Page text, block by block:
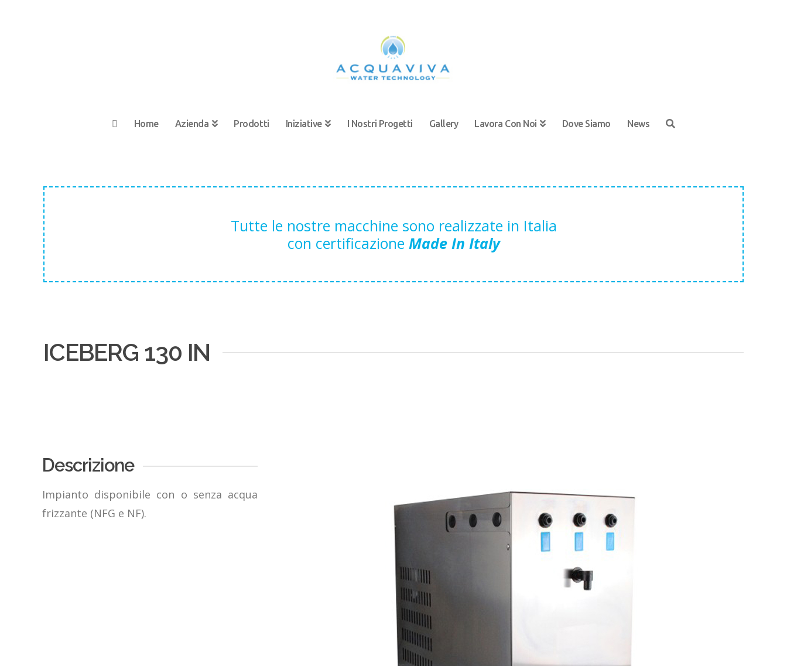
Home Azienda Prodotti Iniziative I Nostri Progetti Gallery Lavora Con Noi Dove Siamo News
Tutte le nostre macchine sono realizzate in Italia
con certificazione Made In Italy
ICEBERG 130 IN
Descrizione
Impianto disponibile con o senza acqua
frizzante (NFG e NF).